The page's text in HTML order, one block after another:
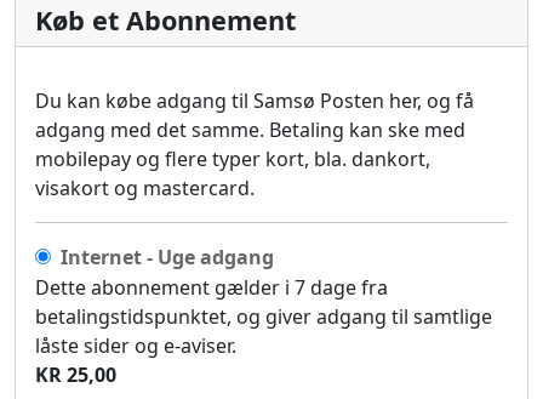
Køb et Abonnement
Du kan købe adgang til Samsø Posten her, og få
adgang med det samme. Betaling kan ske med
mobilepay og flere typer kort, bla. dankort,
visakort og mastercard.
Internet - Uge adgang
Dette abonnement gælder i 7 dage fra
betalingstidspunktet, og giver adgang til samtlige
låste sider og e-aviser.
KR 25,00